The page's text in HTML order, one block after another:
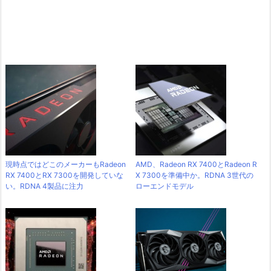
現時点ではどこのメーカーもRadeon
RX 7400とRX 7300を開発していな
い。RDNA 4製品に注力
AMD、Radeon RX 7400とRadeon R
X 7300を準備中か。RDNA 3世代の
ローエンドモデル